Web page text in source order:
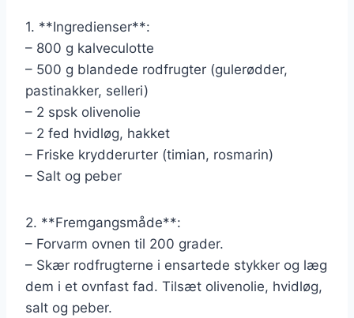
1. **Ingredienser**:
– 800 g kalveculotte
– 500 g blandede rodfrugter (gulerødder,
pastinakker, selleri)
– 2 spsk olivenolie
– 2 fed hvidløg, hakket
– Friske krydderurter (timian, rosmarin)
– Salt og peber
2. **Fremgangsmåde**:
– Forvarm ovnen til 200 grader.
– Skær rodfrugterne i ensartede stykker og læg
dem i et ovnfast fad. Tilsæt olivenolie, hvidløg,
salt og peber.